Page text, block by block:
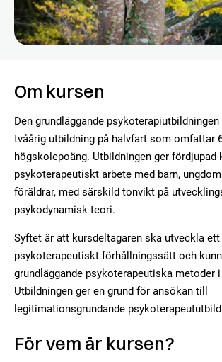
Om kursen
Den grundläggande psykoterapiutbildningen
tvåårig utbildning på halvfart som omfattar
högskolepoäng. Utbildningen ger fördjupad
psykoterapeutiskt arbete med barn,
föräldrar, med särskild tonvikt på
psykodynamisk teori.
Syftet är att kursdeltagaren ska utveckla ett
psykoterapeutiskt förhållningssätt och
grundläggande psykoterapeutiska metoder
Utbildningen ger en grund för ansökan till
legitimationsgrundande
För vem är kursen?